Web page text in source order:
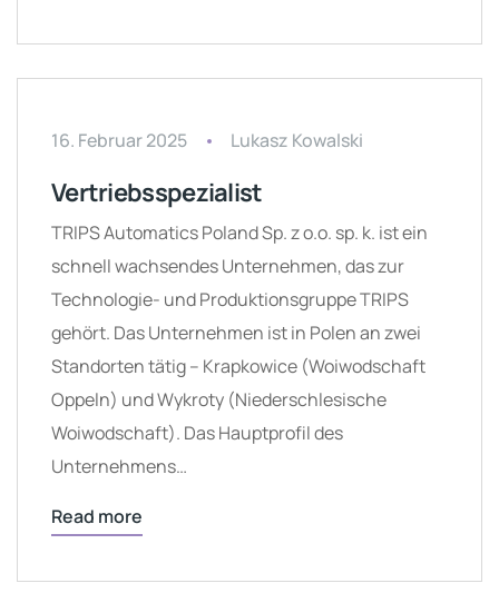
16. Februar 2025 Lukasz Kowalski
Vertriebsspezialist
TRIPS Automatics Poland Sp. z o.o. sp. k. ist ein
schnell wachsendes Unternehmen, das zur
Technologie- und Produktionsgruppe TRIPS
gehört. Das Unternehmen ist in Polen an zwei
Standorten tätig – Krapkowice (Woiwodschaft
Oppeln) und Wykroty (Niederschlesische
Woiwodschaft). Das Hauptprofil des
Unternehmens…
Read more